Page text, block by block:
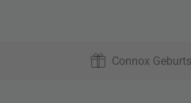
Connox